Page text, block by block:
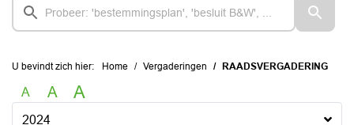
U bevindt zich hier: Home Vergaderingen RAADSVERGADERING
A A A
2024